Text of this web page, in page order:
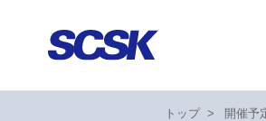
トップ > 開催予